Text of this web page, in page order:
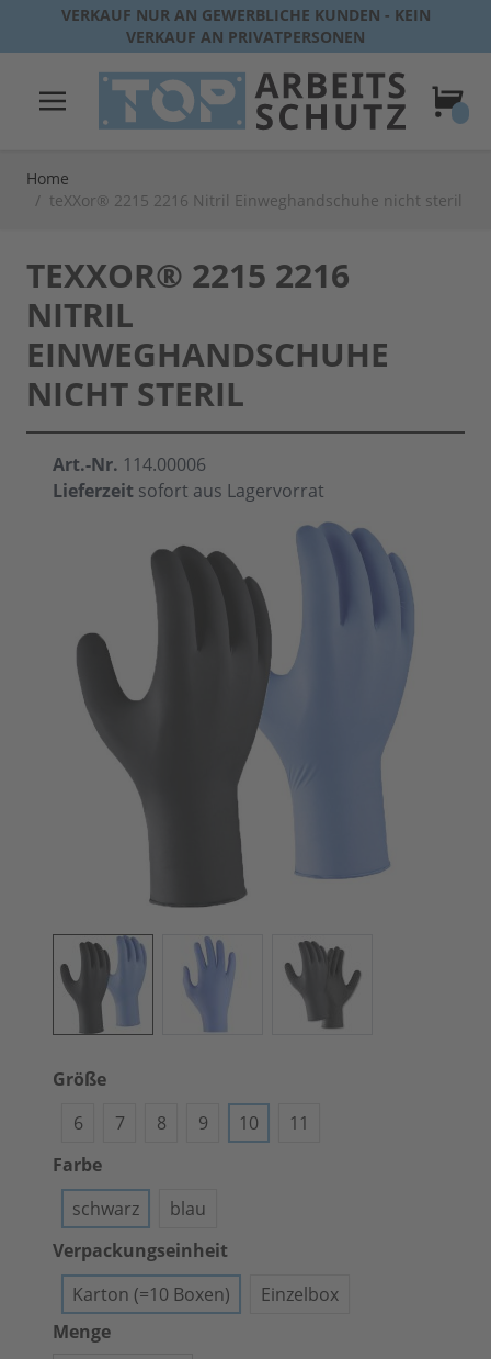
Direkt zum Inhalt
VERKAUF NUR AN GEWERBLICHE KUNDEN - KEIN
VERKAUF AN PRIVATPERSONEN
Home
/ teXXor® 2215 2216 Nitril Einweghandschuhe nicht steril
TEXXOR® 2215 2216
NITRIL
EINWEGHANDSCHUHE
NICHT STERIL
Art.-Nr. 114.00006
Lieferzeit sofort aus Lagervorrat
Größe
6
7 8 9 10
11
Farbe
schwarz
blau
Verpackungseinheit
Karton (=10 Boxen)
Einzelbox
Menge